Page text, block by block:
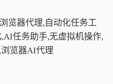
览器代理,自动化任务工
任务助手,无虚拟机操作,
览器AI代理